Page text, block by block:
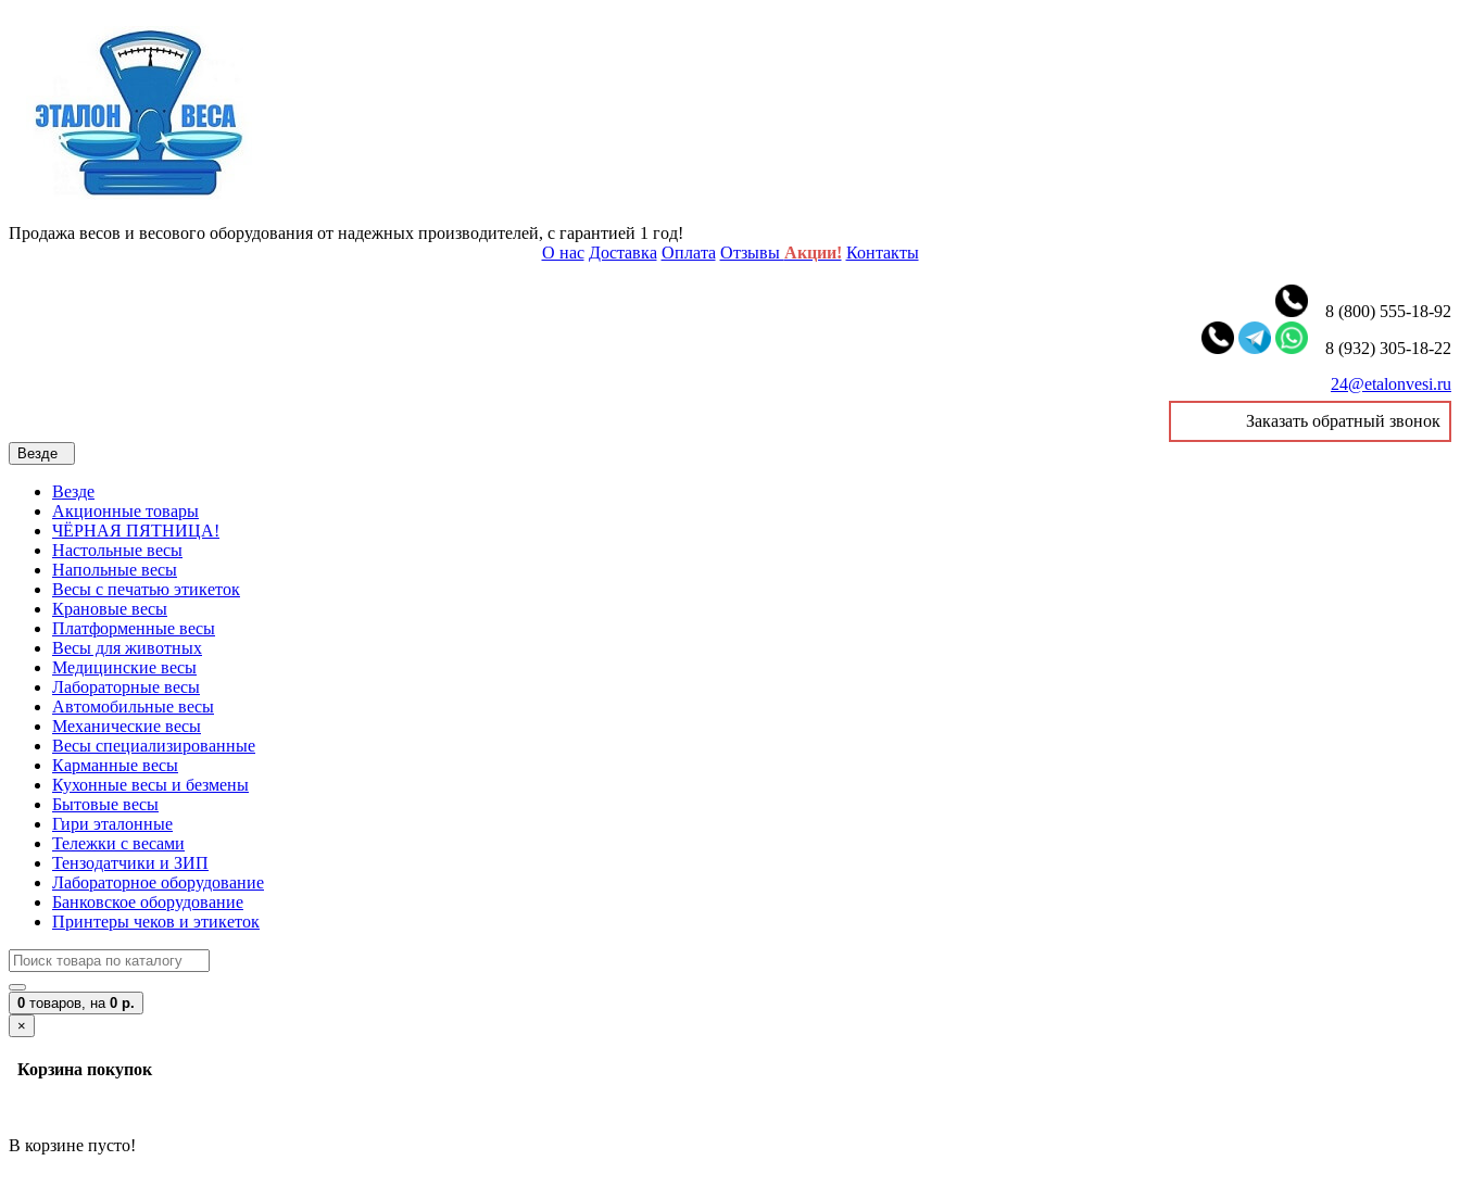
Продажа весов и весового оборудования от надежных производителей, с гарантией 1 год!
О нас Доставка Оплата Отзывы Акции! Контакты
8 (800) 555-18-92
8 (932) 305-18-22
24@etalonvesi.ru
Заказать обратный звонок
Везде
Везде
Акционные товары
ЧЁРНАЯ ПЯТНИЦА!
Настольные весы
Напольные весы
Весы с печатью этикеток
Крановые весы
Платформенные весы
Весы для животных
Медицинские весы
Лабораторные весы
Автомобильные весы
Механические весы
Весы специализированные
Карманные весы
Кухонные весы и безмены
Бытовые весы
Гири эталонные
Тележки с весами
Тензодатчики и ЗИП
Лабораторное оборудование
Банковское оборудование
Принтеры чеков и этикеток
0 товаров, на 0 р.
×
Корзина покупок
В корзине пусто!